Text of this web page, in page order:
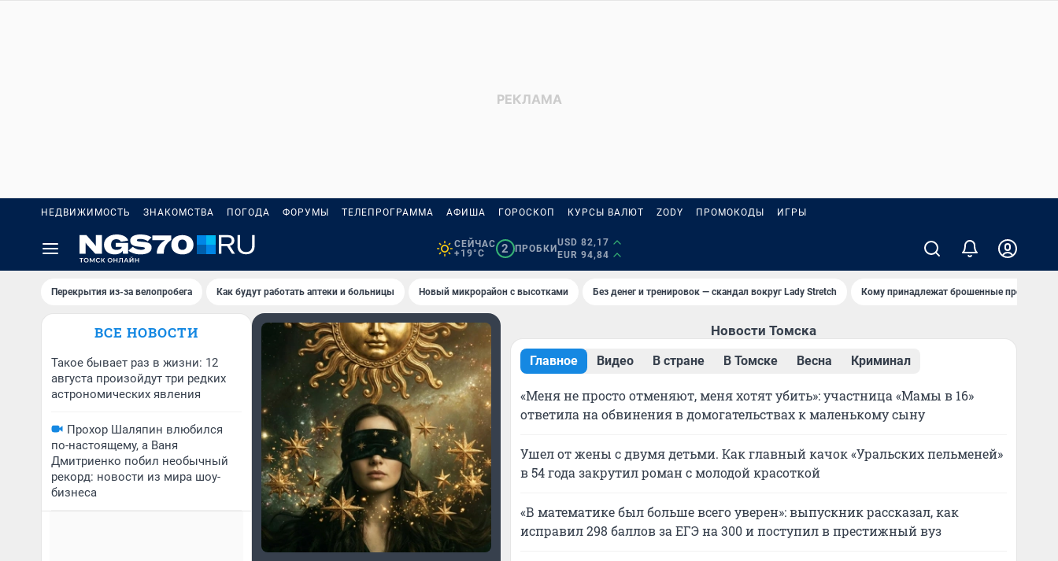
НЕДВИЖИМОСТЬ ЗНАКОМСТВА ПОГОДА ФОРУМЫ ТЕЛЕПРОГРАММА АФИША ГОРОСКОП КУРСЫ ВАЛЮТ ZODY ПРОМОКОДЫ ИГРЫ
СЕЙЧАС
+19°C
2 ПРОБКИ
USD 82,17
EUR 94,84
Перекрытия из-за велопробега Как будут работать аптеки и больницы Новый микрорайон с высотками Без денег и тренировок — скандал вокруг Lady Stretch Кому принадлежат брошенные пробирки?
ВСЕ НОВОСТИ
Такое бывает раз в жизни: 12
августа произойдут три редких
астрономических явления
Прохор Шаляпин влюбился
по-настоящему, а Ваня
Дмитриенко побил необычный
рекорд: новости из мира шоу-
бизнеса
Новости Томска
Главное Видео В стране В Томске Весна Криминал
«Меня не просто отменяют, меня хотят убить»: участница «Мамы в 16»
ответила на обвинения в домогательствах к маленькому сыну
Ушел от жены с двумя детьми. Как главный качок «Уральских пельменей»
в 54 года закрутил роман с молодой красоткой
«В математике был больше всего уверен»: выпускник рассказал, как
исправил 298 баллов за ЕГЭ на 300 и поступил в престижный вуз